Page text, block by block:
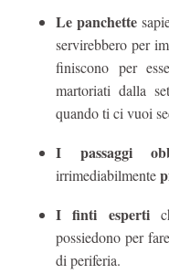
Le panchette
servirebbero per
finiscono per
martoriati dalla
quando ti ci vuoi
I passaggi
irrimediabilmente
I finti esperti
possiedono per
di periferia.